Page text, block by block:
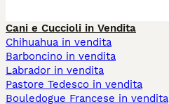
Cani e Cuccioli in Vendita
Chihuahua in vendita
Barboncino in vendita
Labrador in vendita
Pastore Tedesco in vendita
Bouledogue Francese in vendita